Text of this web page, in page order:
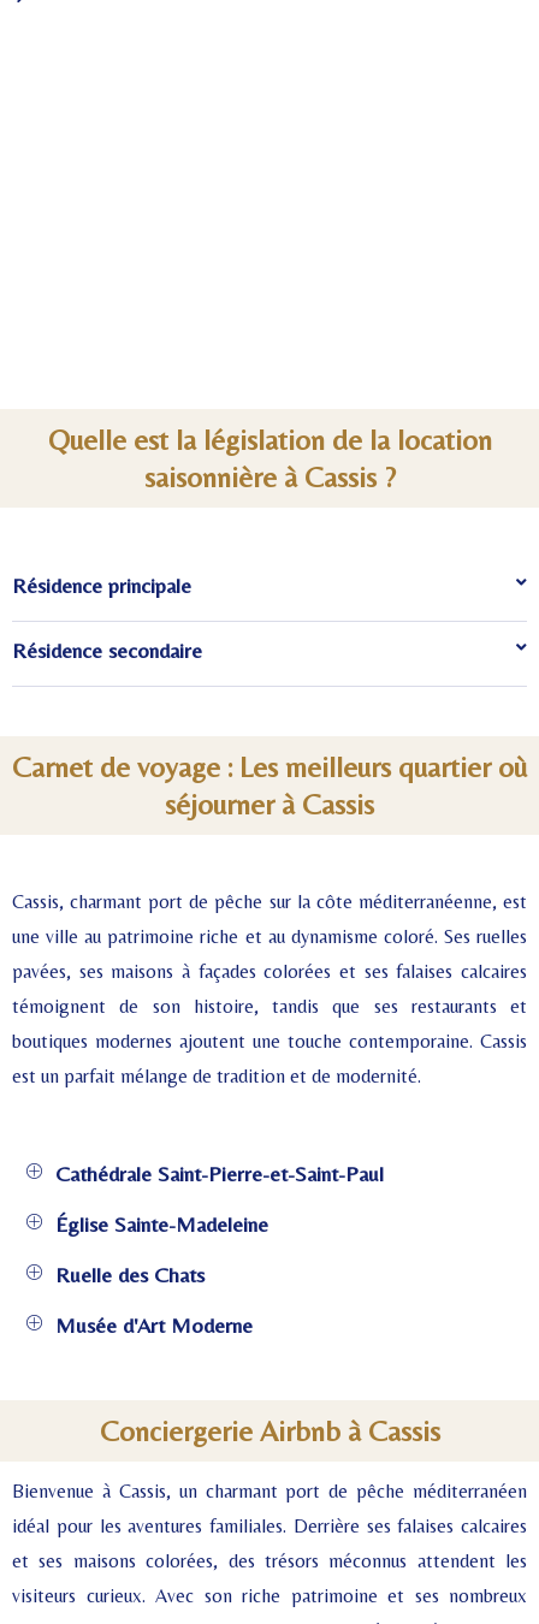
Quelle est la législation de la location
saisonnière à Cassis ?
Résidence principale
Résidence secondaire
Carnet de voyage : Les meilleurs quartier où
séjourner à Cassis
Cassis, charmant port de pêche sur la côte méditerranéenne, est
une ville au patrimoine riche et au dynamisme coloré. Ses ruelles
pavées, ses maisons à façades colorées et ses falaises calcaires
témoignent de son histoire, tandis que ses restaurants et
boutiques modernes ajoutent une touche contemporaine. Cassis
est un parfait mélange de tradition et de modernité.
Cathédrale Saint-Pierre-et-Saint-Paul
Église Sainte-Madeleine
Ruelle des Chats
Musée d'Art Moderne
Conciergerie Airbnb à Cassis
Bienvenue à Cassis, un charmant port de pêche méditerranéen
idéal pour les aventures familiales. Derrière ses falaises calcaires
et ses maisons colorées, des trésors méconnus attendent les
visiteurs curieux. Avec son riche patrimoine et ses nombreux